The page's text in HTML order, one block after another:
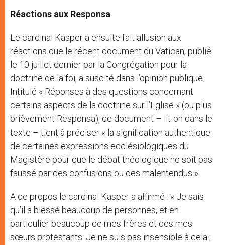
Réactions aux Responsa
Le cardinal Kasper a ensuite fait allusion aux
réactions que le récent document du Vatican, publié
le 10 juillet dernier par la Congrégation pour la
doctrine de la foi, a suscité dans l’opinion publique.
Intitulé « Réponses à des questions concernant
certains aspects de la doctrine sur l’Eglise » (ou plus
brièvement Responsa), ce document – lit-on dans le
texte – tient à préciser « la signification authentique
de certaines expressions ecclésiologiques du
Magistère pour que le débat théologique ne soit pas
faussé par des confusions ou des malentendus ».
A ce propos le cardinal Kasper a affirmé : « Je sais
qu’il a blessé beaucoup de personnes, et en
particulier beaucoup de mes frères et des mes
sœurs protestants. Je ne suis pas insensible à cela ;